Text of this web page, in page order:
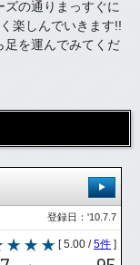
ズの通りまっすぐに
楽しんでいきます!!
足を運んでみてくだ
登録日：'10.7.7
[ 5.00 /5件 ]